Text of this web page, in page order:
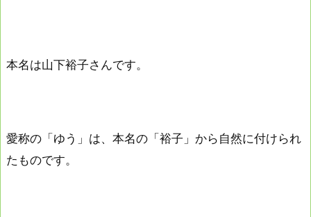
本名は山下裕子さんです。
愛称の「ゆう」は、本名の「裕子」から自然に付けられ
たものです。